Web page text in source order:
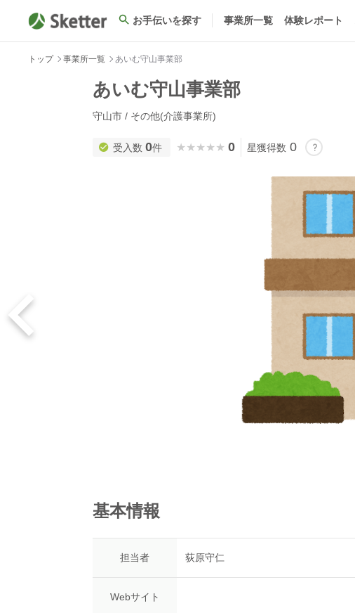
お手伝いを探す 事業所一覧 体験レポート
トップ 事業所一覧 あいむ守山事業部
あいむ守山事業部
守山市 / その他(介護事業所)
受入数 0件 ★★★★★
★★★★★ 0 星獲得数 0
基本情報
担当者 荻原守仁
Webサイト